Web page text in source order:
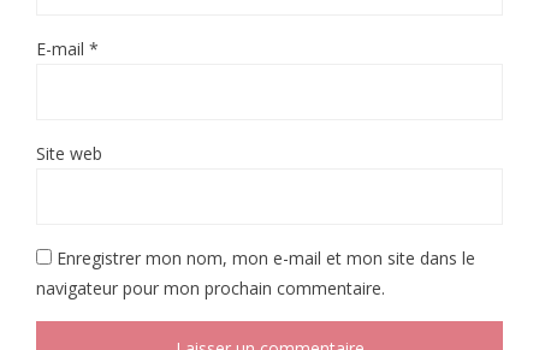
E-mail *
Site web
Enregistrer mon nom, mon e-mail et mon site dans le
navigateur pour mon prochain commentaire.